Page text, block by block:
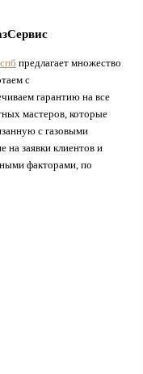
предлагает множество
с
гарантию на все
мастеров, которые
с газовыми
на заявки клиентов и
факторами, по